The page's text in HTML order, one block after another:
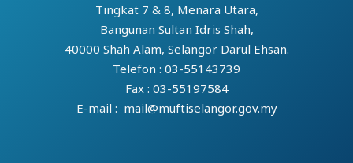
Tingkat 7 & 8, Menara Utara,
Bangunan Sultan Idris Shah,
40000 Shah Alam, Selangor Darul Ehsan.
Telefon : 03-55143739
Fax : 03-55197584
E-mail : mail@muftiselangor.gov.my